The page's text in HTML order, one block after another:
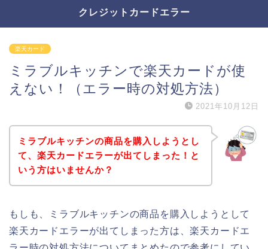
クレジットカードエラー
楽天カード
ミラブルキッチンで楽天カードが使
えない！（エラー時の対処方法）
2021年10月12日
ミラブルキッチンの商品を購入しようとし
て、楽天カードエラーが出てしまった！と
いう方はいませんか？
もしも、ミラブルキッチンの商品を購入しようとして
楽天カードエラーが出てしまった方は、楽天カードエ